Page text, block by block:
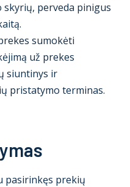
perveda pinigus
sumokėti
už prekes
siuntinys ir
pristatymo terminas.
pasirinkęs prekių